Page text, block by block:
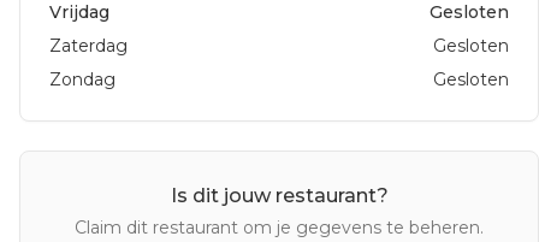
Vrijdag
Gesloten
Zaterdag
Gesloten
Zondag
Gesloten
Is dit jouw restaurant?
Claim dit restaurant om je gegevens te beheren.